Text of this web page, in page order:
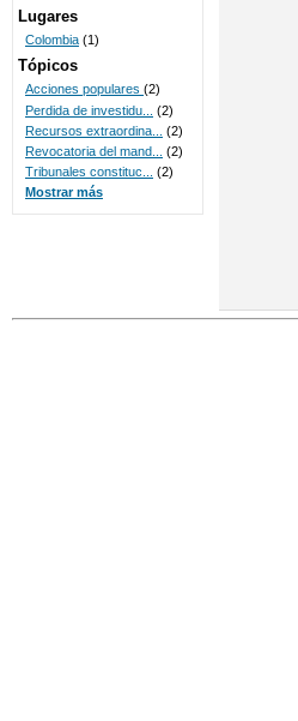
Lugares
Colombia (1)
Tópicos
Acciones populares (2)
Perdida de investidu...
(2)
Recursos extraordina...
(2)
Revocatoria del mand...
(2)
Tribunales constituc...
(2)
Mostrar más